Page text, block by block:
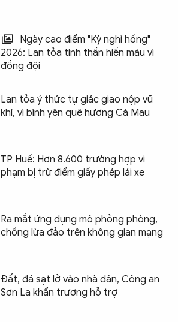
Ngày cao điểm "Kỳ nghỉ hồng"
2026: Lan tỏa tinh thần hiến máu vì
đồng đội
Lan tỏa ý thức tự giác giao nộp vũ
khí, vì bình yên quê hương Cà Mau
TP Huế: Hơn 8.600 trường hợp vi
phạm bị trừ điểm giấy phép lái xe
Ra mắt ứng dụng mô phỏng phòng,
chống lừa đảo trên không gian mạng
Đất, đá sạt lở vào nhà dân, Công an
Sơn La khẩn trương hỗ trợ